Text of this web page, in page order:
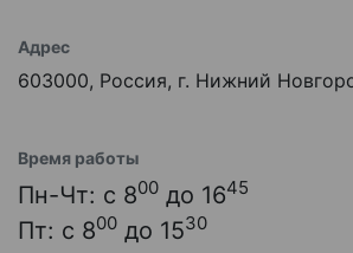
Адрес
603000, Россия, г. Нижний
Время работы
Пн-Чт: с 800 до 1645
Пт: с 800 до 1530